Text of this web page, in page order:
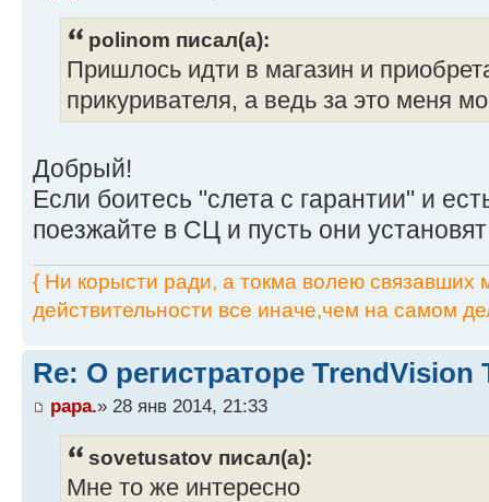
polinom писал(а):
Пришлось идти в магазин и
прикуривателя, а ведь за это меня
Добрый!
Если боитесь "слета с гарантии" и
поезжайте в СЦ и пусть они
{ Ни корысти ради, а токма волею связавших
действительности все иначе,чем на самом
Re: О регистраторе TrendVision
papa.» 28 янв 2014, 21:33
sovetusatov писал(а):
Мне то же интересно